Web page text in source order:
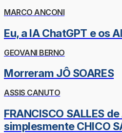
MARCO ANCONI
Eu, a IA ChatGPT e os
GEOVANI BERNO
Morreram JÔ SOARES
ASSIS CANUTO
FRANCISCO SALLES
simplesmente CHICO